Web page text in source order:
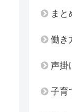
まと
働き
声掛
子育